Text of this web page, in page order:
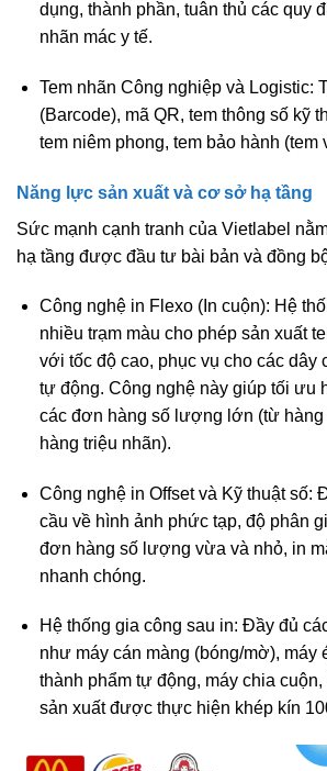
dụng, thành phần, tuân thủ các quy
nhãn mác y tế.
Tem nhãn Công nghiệp và Logistic:
(Barcode), mã QR, tem thông số kỹ
tem niêm phong, tem bảo hành (tem
Năng lực sản xuất và cơ sở hạ tầng
Sức mạnh cạnh tranh của Vietlabel
hạ tầng được đầu tư bài bản và đồng
Công nghệ in Flexo (In cuộn): Hệ
nhiều trạm màu cho phép sản xuất
với tốc độ cao, phục vụ cho các dây
tự động. Công nghệ này giúp tối ưu
các đơn hàng số lượng lớn (từ hàng
hàng triệu nhãn).
Công nghệ in Offset và Kỹ thuật số:
cầu về hình ảnh phức tạp, độ phân
đơn hàng số lượng vừa và nhỏ, in
nhanh chóng.
Hệ thống gia công sau in: Đầy đủ
như máy cán màng (bóng/mờ), máy
thành phẩm tự động, máy chia
sản xuất được thực hiện khép kín